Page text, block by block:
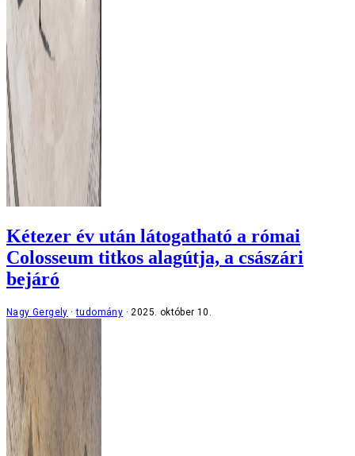
Kétezer év után látogatható a római
Colosseum titkos alagútja, a császári
bejáró
Nagy Gergely tudomány 2025. október 10.